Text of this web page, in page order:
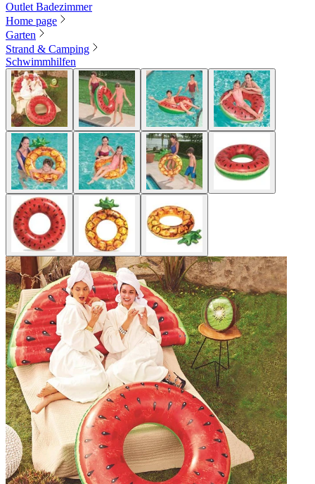
Outlet Badezimmer
Home page
Garten
Strand & Camping
Schwimmhilfen